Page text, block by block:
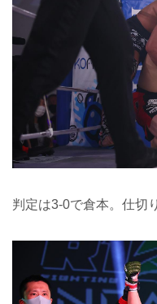
判定は3-0で倉本。仕切